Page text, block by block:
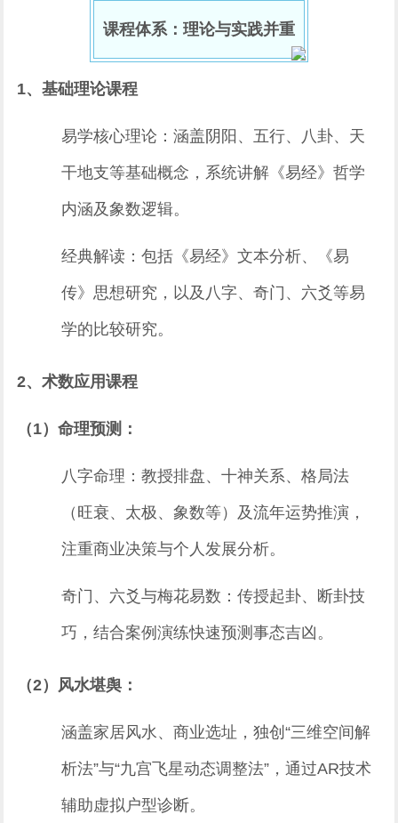
课程体系：理论与实践并重
1、基础理论课程
易学核心理论：涵盖阴阳、五行、八卦、天
干地支等基础概念，系统讲解《易经》哲学
内涵及象数逻辑。
经典解读：包括《易经》文本分析、《易
传》思想研究，以及八字、奇门、六爻等易
学的比较研究。
2、术数应用课程
（1）命理预测：
八字命理：教授排盘、十神关系、格局法
（旺衰、太极、象数等）及流年运势推演，
注重商业决策与个人发展分析。
奇门、六爻与梅花易数：传授起卦、断卦技
巧，结合案例演练快速预测事态吉凶。
（2）风水堪舆：
涵盖家居风水、商业选址，独创“三维空间解
析法”与“九宫飞星动态调整法”，通过AR技术
辅助虚拟户型诊断。